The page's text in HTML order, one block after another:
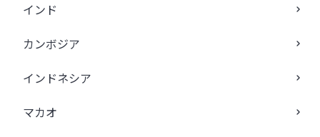
インド
カンボジア
インドネシア
マカオ